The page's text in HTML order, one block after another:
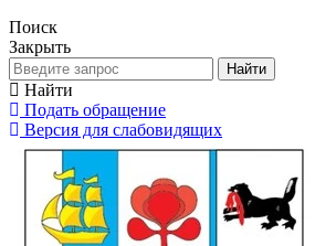
Поиск
Закрыть
Найти
Найти
Подать обращение
Версия для слабовидящих